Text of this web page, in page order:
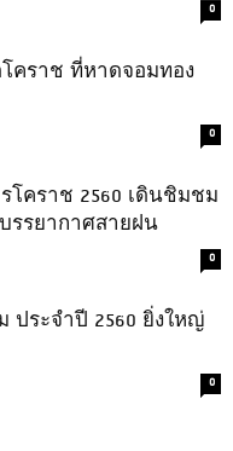
0
คราช ที่หาดจอมทอง
0
โคราช 2560 เดินชิมชม
รรยากาศสายฝน
0
ประจำปี 2560 ยิ่งใหญ่
0